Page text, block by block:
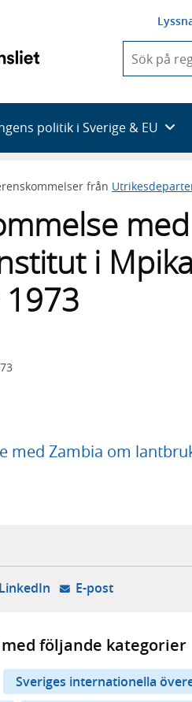
du
skriva
framträder
en
med
politik i Sverige & EU
från
i
med Zambia om
flik, extern webbplats,
i ny flik, extern webbplats,
LinkedIn- öppnas i ny flik,
E-post- öppnar din
följande kategorier
Sveriges internationella